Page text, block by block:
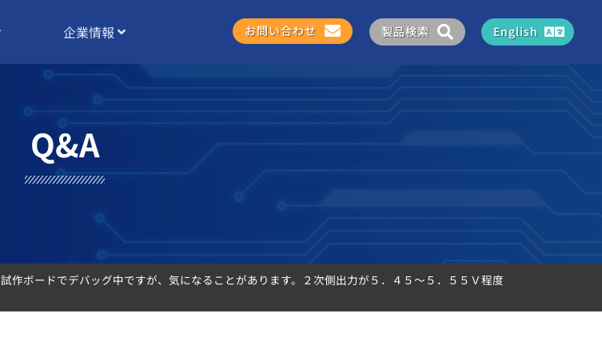
企業情報 お問い合わせ 製品検索 English
Q&A
作ボードでデバッグ中ですが、気になることがあります。２次側出力が５．４５～５．５５Ｖ程度